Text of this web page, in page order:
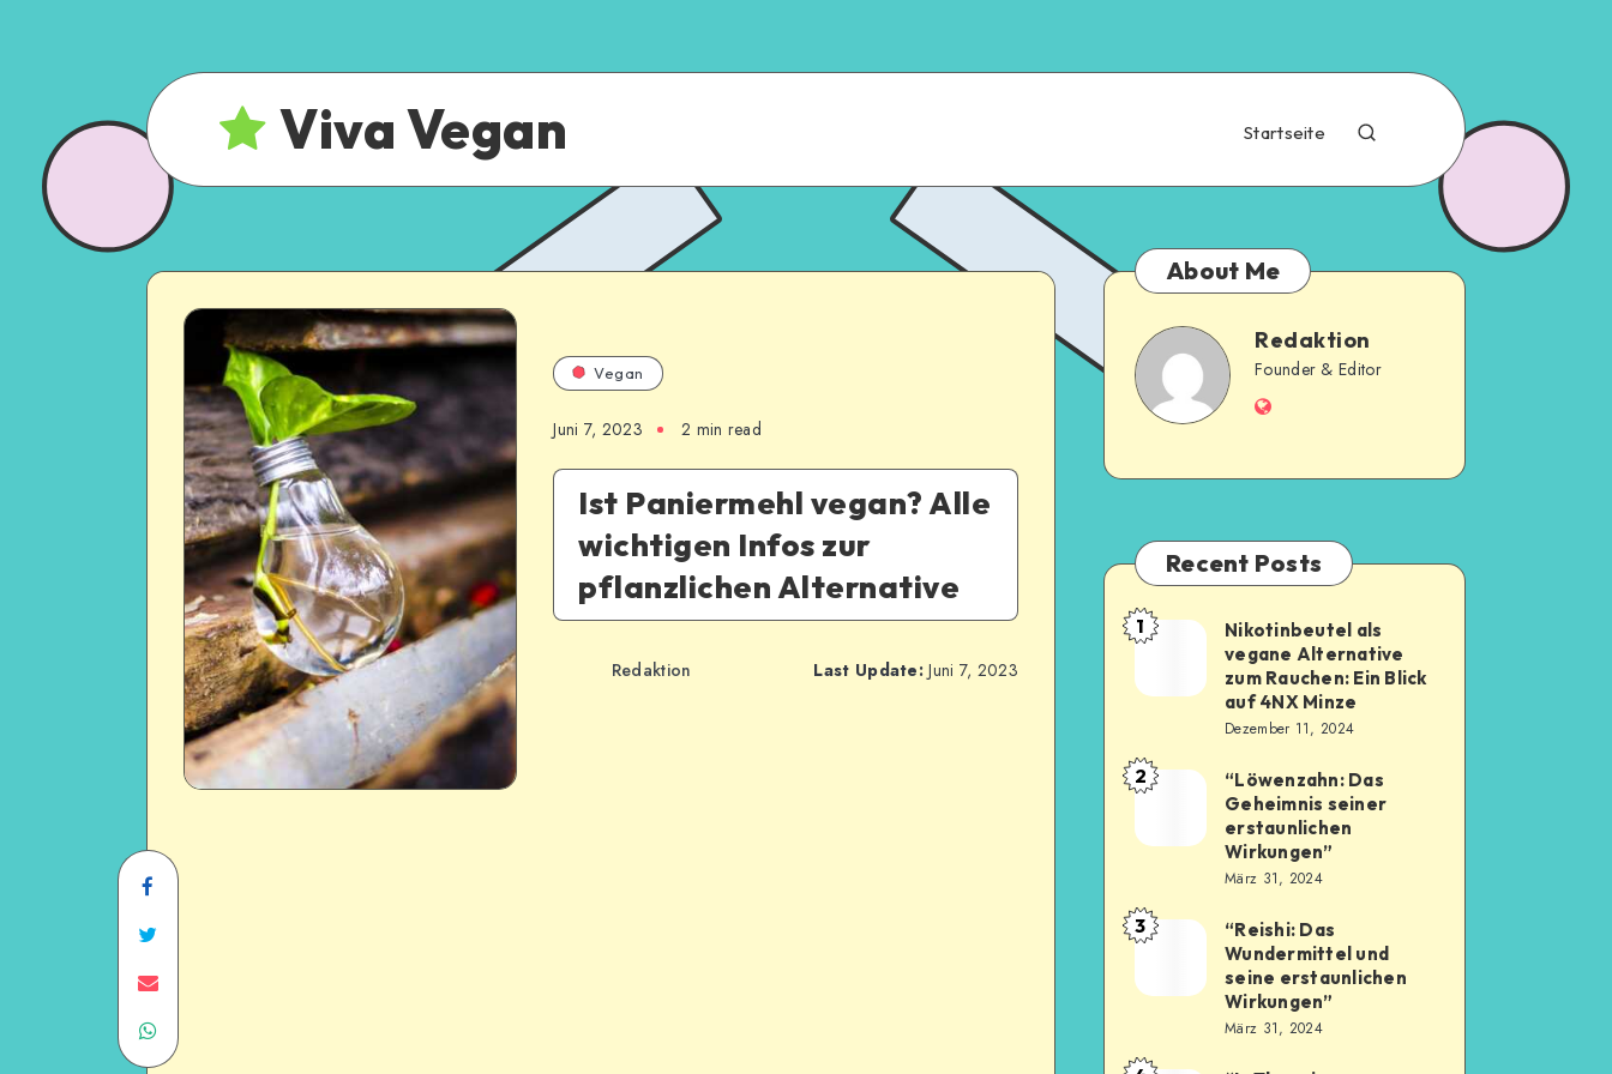
Viva Vegan Startseite
Vegan
Juni 7, 2023 2 min read
Ist Paniermehl vegan? Alle
wichtigen Infos zur
pflanzlichen Alternative
Redaktion Last Update: Juni 7, 2023
About Me
Redaktion
Founder & Editor
Recent Posts
1
Nikotinbeutel als
vegane Alternative
zum Rauchen: Ein Blick
auf 4NX Minze
Dezember 11, 2024
2
“Löwenzahn: Das
Geheimnis seiner
erstaunlichen
Wirkungen”
März 31, 2024
3
“Reishi: Das
Wundermittel und
seine erstaunlichen
Wirkungen”
März 31, 2024